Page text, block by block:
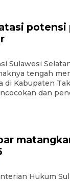
potensi
Sulawesi
tengah
di Kabupaten
dan
Hukum